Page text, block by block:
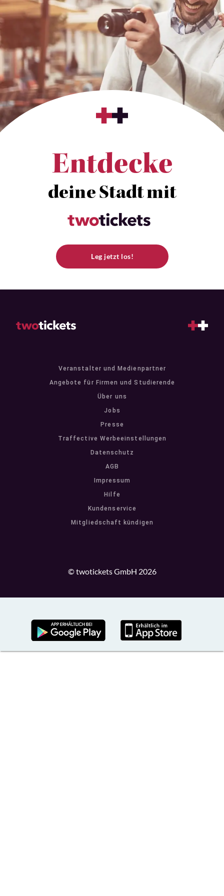
Entdecke
deine Stadt mit
Leg jetzt los!
Veranstalter und Medienpartner
Angebote für Firmen und Studierende
Über uns
Jobs
Presse
Traffective Werbeeinstellungen
Datenschutz
AGB
Impressum
Hilfe
Kundenservice
Mitgliedschaft kündigen
© twotickets GmbH 2026